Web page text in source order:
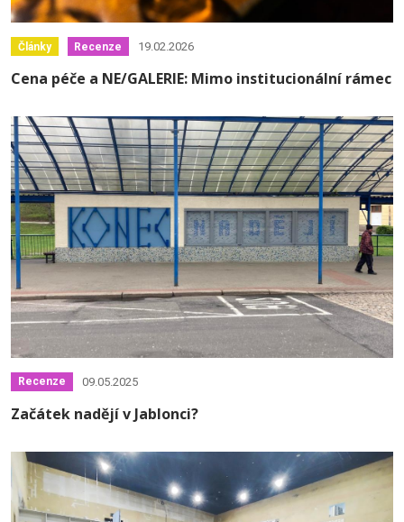
Články Recenze 19.02.2026
Cena péče a NE/GALERIE: Mimo institucionální rámec
Recenze 09.05.2025
Začátek nadějí v Jablonci?